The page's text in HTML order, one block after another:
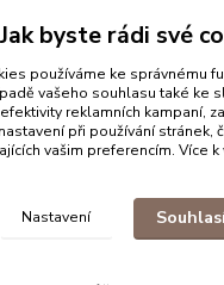
Upravit sběr cookies.
byste rádi své
používáme ke správnému
vašeho souhlasu také ke
reklamních kampaní,
při používání stránek,
vašim preferencím. Více k
Nastavení